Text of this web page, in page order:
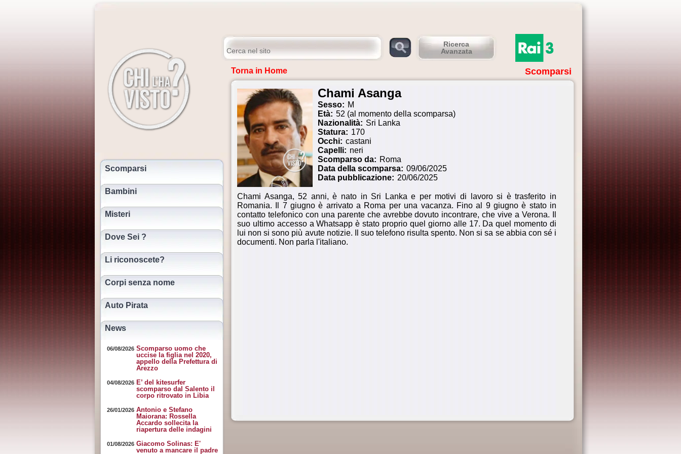
Ricerca
Avanzata
Scomparsi
Bambini
Misteri
Dove Sei ?
Li riconoscete?
Corpi senza nome
Auto Pirata
News
06/08/2026 Scomparso uomo che
uccise la figlia nel 2020,
appello della Prefettura di
Arezzo
04/08/2026 E’ del kitesurfer
scomparso dal Salento il
corpo ritrovato in Libia
26/01/2026 Antonio e Stefano
Maiorana: Rossella
Accardo sollecita la
riapertura delle indagini
01/08/2026 Giacomo Solinas: E'
venuto a mancare il padre
Torna in Home Scomparsi
Chami Asanga
Sesso: M
Età: 52 (al momento della scomparsa)
Nazionalità: Sri Lanka
Statura: 170
Occhi: castani
Capelli: neri
Scomparso da: Roma
Data della scomparsa: 09/06/2025
Data pubblicazione: 20/06/2025
Chami Asanga, 52 anni, è nato in Sri Lanka e per motivi di lavoro si è trasferito in
Romania. Il 7 giugno è arrivato a Roma per una vacanza. Fino al 9 giugno è stato in
contatto telefonico con una parente che avrebbe dovuto incontrare, che vive a Verona. Il
suo ultimo accesso a Whatsapp è stato proprio quel giorno alle 17. Da quel momento di
lui non si sono più avute notizie. Il suo telefono risulta spento. Non si sa se abbia con sé i
documenti. Non parla l'italiano.